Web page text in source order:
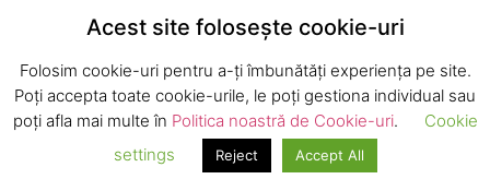
Acest site folosește cookie-uri
Folosim cookie-uri pentru a-ți îmbunătăți experiența pe site.
Poți accepta toate cookie-urile, le poți gestiona individual sau
poți afla mai multe în Politica noastră de Cookie-uri.
Cookie
settings
Reject Accept All